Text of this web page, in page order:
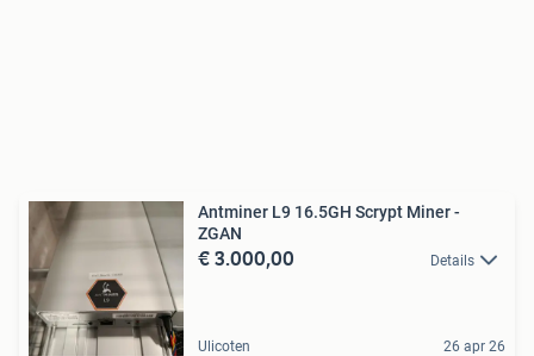
Antminer L9 16.5GH Scrypt Miner -
ZGAN
€ 3.000,00 Details
Ulicoten 26 apr 26